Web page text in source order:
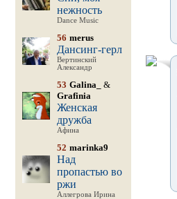
нежность
Dance Music
56 merus
Дансинг-герл
Вертинский
Александр
53 Galina_
&
Grafinia
Женская
дружба
Афина
52 marinka9
Над
пропастью во
ржи
Аллегрова Ирина